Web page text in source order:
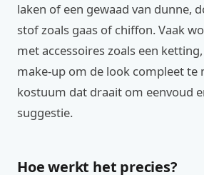
laken of een gewaad van dunne,
stof zoals gaas of chiffon. Vaak
met accessoires zoals een
make-up om de look compleet te
kostuum dat draait om eenvoud
suggestie.
Hoe werkt het precies?